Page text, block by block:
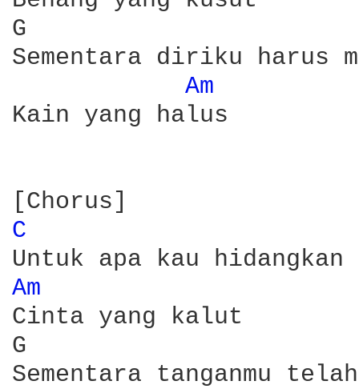
G
Sementara diriku harus
Am
Kain yang halus
C
Am
Cinta yang kalut
G
Sementara tanganmu